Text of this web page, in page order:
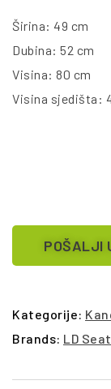
Širina: 49 cm
Dubina: 52 cm
Visina: 80 cm
Visina sjedišta:
POŠALJI
Kategorije:
Brands: LD